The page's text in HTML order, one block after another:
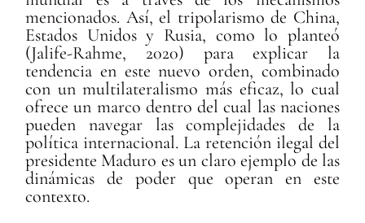
mencionados. Así, el tripolarismo de China,
Estados Unidos y Rusia, como lo planteó
(Jalife-Rahme, 2020) para explicar la
tendencia en este nuevo orden, combinado
con un multilateralismo más eficaz, lo cual
ofrece un marco dentro del cual las naciones
pueden navegar las complejidades de la
política internacional. La retención ilegal del
presidente Maduro es un claro ejemplo de las
dinámicas de poder que operan en este
contexto.